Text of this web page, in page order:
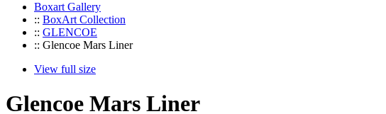
Boxart Gallery
:: BoxArt Collection
:: GLENCOE
:: Glencoe Mars Liner
View full size
Glencoe Mars Liner